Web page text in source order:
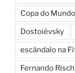
Copa do Mundo
Dostoiévsky
escândalo na
Fernando Risch